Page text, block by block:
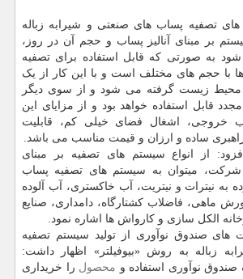
تصفیه پساب های صنعتی و شیرابه زباله
بر مبنای آنالیز پساب و حجم آن در روز،
به صورتی که قابل استفاده برای تصفیه
با حجم های مختلف است و با این کار از یک
زیست گرفته می شود و از سوی دیگر
قابل استفاده خواهد بود و از مزایای این
خروجی، اشغال فضای خیلی کم، قابلیت
راهبری ساده و ارزان و قیمت مناسب می باشد.
از انواع سیستم های تصفیه بر مبنای
شرکت، میتوان به سیستم های تصفیه پساب
به نیترات و نیتریت، آب خاکستری، آب آلوده
ماهی، فاضلاب کشتارگاه، دامداری، صنایع
الکل سازی و کارواش ها اشاره نمود.
های صندوق نوآوری از تولید سیستم تصفیه
زباله به روش «بیوفیلتر» اظهار داشت:
صندوق نوآوری استفاده و محصول را خریداری